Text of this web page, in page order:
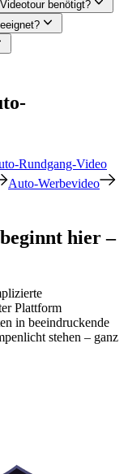
benötigt?
Rundgang-Video
Auto-Werbevideo
hier –
Plattform
in beeindruckende
stehen – ganz